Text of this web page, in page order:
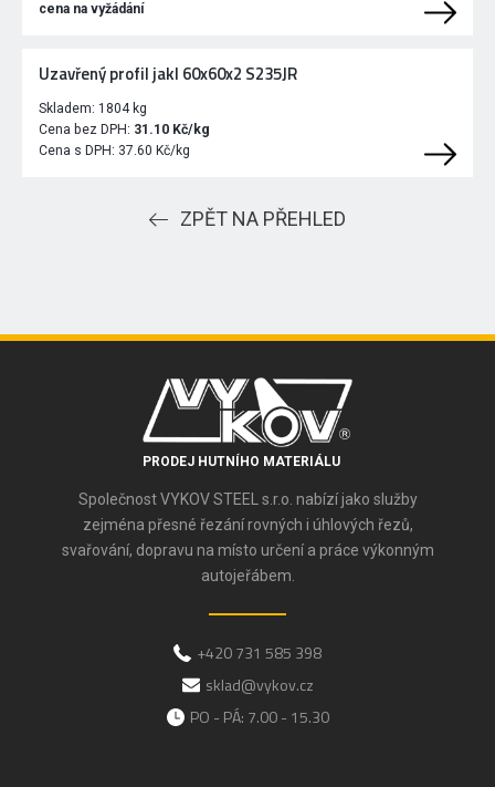
cena na vyžádání
Uzavřený profil jakl 60x60x2 S235JR
Skladem: 1804 kg
Cena bez DPH: 31.10 Kč/kg
Cena s DPH: 37.60 Kč/kg
ZPĚT NA PŘEHLED
PRODEJ HUTNÍHO MATERIÁLU
Společnost VYKOV STEEL s.r.o. nabízí jako služby
zejména přesné řezání rovných i úhlových řezů,
svařování, dopravu na místo určení a práce výkonným
autojeřábem.
+420 731 585 398
sklad@vykov.cz
PO - PÁ: 7.00 - 15.30